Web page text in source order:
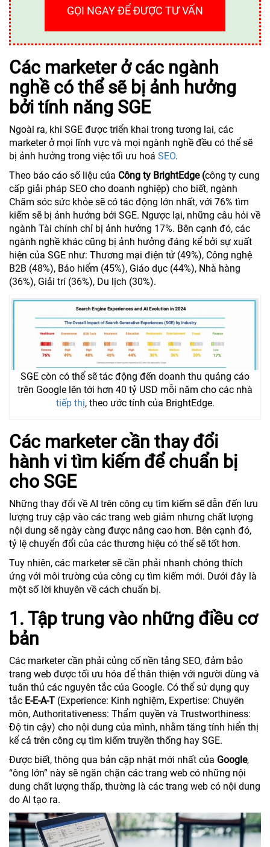
GỌI NGAY ĐỂ ĐƯỢC TƯ VẤN
Các marketer ở các ngành
nghề có thể sẽ bị ảnh hưởng
bởi tính năng SGE
Ngoài ra, khi SGE được triển khai trong tương lai, các
marketer ở mọi lĩnh vực và mọi ngành nghề đều có thể sẽ
bị ảnh hưởng trong việc tối ưu hoá SEO.
Theo báo cáo số liệu của Công ty BrightEdge (công ty cung
cấp giải pháp SEO cho doanh nghiệp) cho biết, ngành
Chăm sóc sức khỏe sẽ có tác động lớn nhất, với 76% tìm
kiếm sẽ bị ảnh hưởng bởi SGE. Ngược lại, những câu hỏi về
ngành Tài chính chỉ bị ảnh hưởng 17%. Bên cạnh đó, các
ngành nghề khác cũng bị ảnh hưởng đáng kể bởi sự xuất
hiện của SGE như: Thương mại điện tử (49%), Công nghệ
B2B (48%), Bảo hiểm (45%), Giáo dục (44%), Nhà hàng
(36%), Giải trí (36%), Du lịch (30%).
SGE còn có thể sẽ tác động đến doanh thu quảng cáo
trên Google lên tới hơn 40 tỷ USD mỗi năm cho các nhà
tiếp thị, theo ước tính của BrightEdge.
Các marketer cần thay đổi
hành vi tìm kiếm để chuẩn bị
cho SGE
Những thay đổi về AI trên công cụ tìm kiếm sẽ dẫn đến lưu
lượng truy cập vào các trang web giảm nhưng chất lượng
nội dung sẽ ngày càng được nâng cao hơn. Bên cạnh đó,
tỷ lệ chuyển đổi của các thương hiệu có thể sẽ tốt hơn.
Tuy nhiên, các marketer sẽ cần phải nhanh chóng thích
ứng với môi trường của công cụ tìm kiếm mới. Dưới đây là
một số lời khuyên về cách chuẩn bị.
1. Tập trung vào những điều cơ
bản
Các marketer cần phải củng cố nền tảng SEO, đảm bảo
trang web được tối ưu hóa để thân thiện với người dùng và
tuân thủ các nguyên tắc của Google. Có thể sử dụng quy
tắc E-E-A-T (Experience: Kinh nghiệm, Expertise: Chuyên
môn, Authoritativeness: Thẩm quyền và Trustworthiness:
Độ tin cậy) cho nội dung của mình, nhằm tăng tính hiển thị
kể cả trên công cụ tìm kiếm truyền thống hay SGE.
Được biết, thông qua bản cập nhật mới nhất của Google,
“ông lớn” này sẽ ngăn chặn các trang web có những nội
dung chất lượng thấp, thường là các trang web có nội dung
do AI tạo ra.